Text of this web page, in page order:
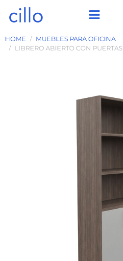
HOME
MUEBLES PARA OFICINA
LIBRERO ABIERTO CON PUERTAS